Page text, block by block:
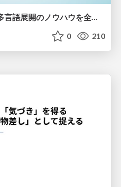
個人制作コンテンツの多言語展開のノウハウを全公開！ 〜世界に自分を発信しよう！〜
0 210